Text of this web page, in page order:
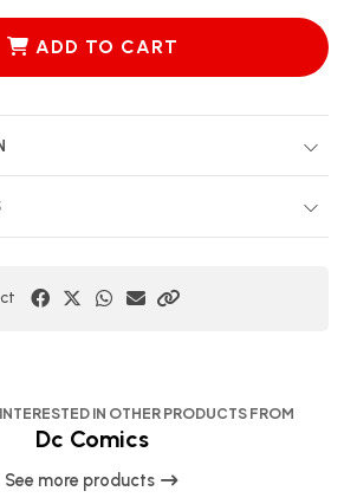
ADD TO CART
IN OTHER PRODUCTS FROM
Dc Comics
See more products